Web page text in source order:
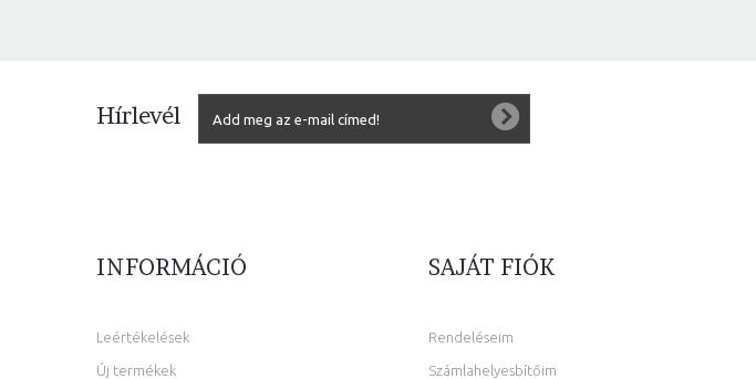
Hírlevél
INFORMÁCIÓ
Leértékelések
Új termékek
SAJÁT FIÓK
Rendeléseim
Számlahelyesbítőim